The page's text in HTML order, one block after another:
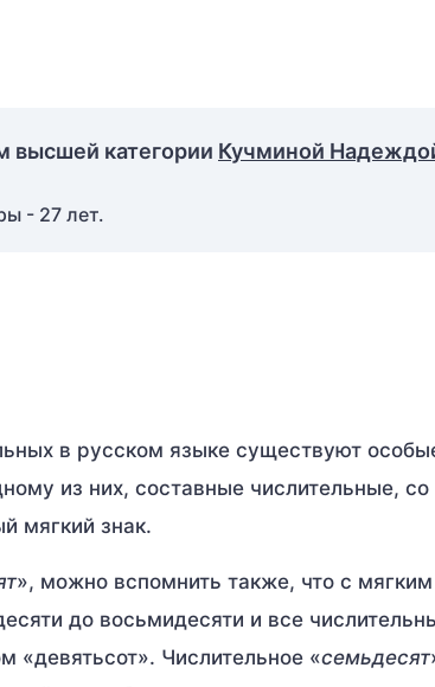
высшей категории Кучминой
- 27 лет.
в русском языке существуют
из них, составные числительные, со
мягкий знак.
», можно вспомнить также, что с
до восьмидесяти и все
«девятьсот». Числительное «семьдесят